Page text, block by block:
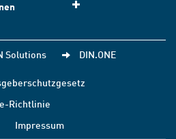
Solutions DIN.ONE
Richtlinie
Impressum